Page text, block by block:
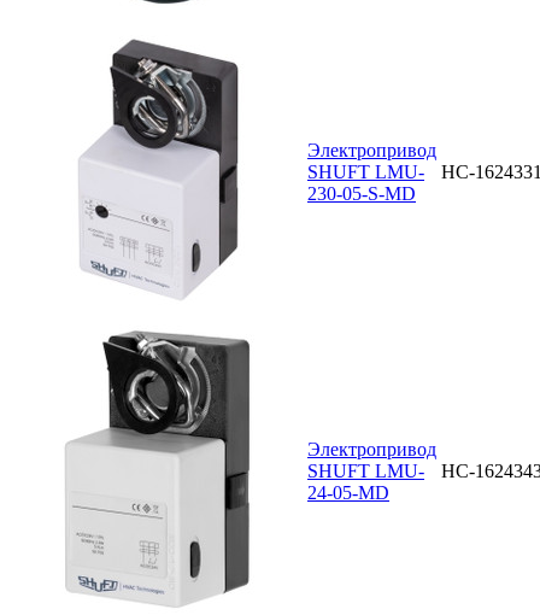
Электропривод
SHUFT LMU-
230-05-S-MD
НС-
Электропривод
SHUFT LMU-
24-05-MD
НС-